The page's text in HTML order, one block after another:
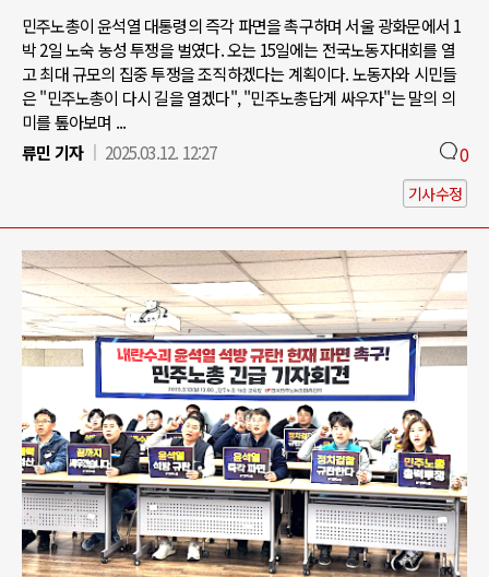
민주노총이 윤석열 대통령의 즉각 파면을 촉구하며 서울 광화문에서 1
박 2일 노숙 농성 투쟁을 벌였다. 오는 15일에는 전국노동자대회를 열
고 최대 규모의 집중 투쟁을 조직하겠다는 계획이다. 노동자와 시민들
은 "민주노총이 다시 길을 열겠다", "민주노총답게 싸우자"는 말의 의
미를 톺아보며 ...
류민 기자
2025.03.12. 12:27 0
기사수정